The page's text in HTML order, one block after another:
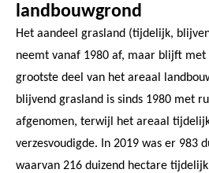
landbouwgrond
Het aandeel grasland (tijdelijk,
neemt vanaf 1980 af, maar blijft
grootste deel van het areaal
blijvend grasland is sinds 1980 met
afgenomen, terwijl het areaal
verzesvoudigde. In 2019 was er 983
waarvan 216 duizend hectare